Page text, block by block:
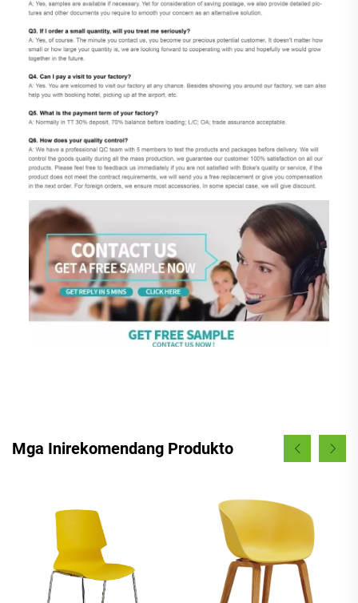
Mga Inirekomendang Produkto